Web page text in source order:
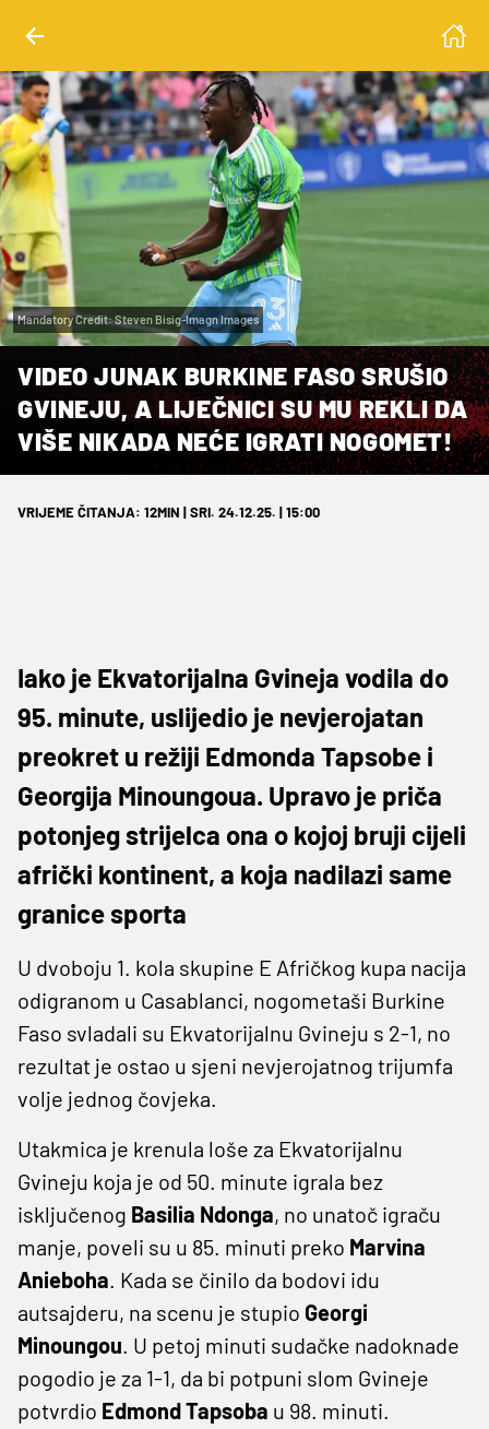
Mandatory Credit: Steven Bisig-Imagn Images
VIDEO JUNAK BURKINE FASO SRUŠIO
GVINEJU, A LIJEČNICI SU MU REKLI DA
VIŠE NIKADA NEĆE IGRATI NOGOMET!
VRIJEME ČITANJA: 12MIN | SRI. 24.12.25. | 15:00
Iako je Ekvatorijalna Gvineja vodila do
95. minute, uslijedio je nevjerojatan
preokret u režiji Edmonda Tapsobe i
Georgija Minoungoua. Upravo je priča
potonjeg strijelca ona o kojoj bruji cijeli
afrički kontinent, a koja nadilazi same
granice sporta
U dvoboju 1. kola skupine E Afričkog kupa nacija
odigranom u Casablanci, nogometaši Burkine
Faso svladali su Ekvatorijalnu Gvineju s 2-1, no
rezultat je ostao u sjeni nevjerojatnog trijumfa
volje jednog čovjeka.
Utakmica je krenula loše za Ekvatorijalnu
Gvineju koja je od 50. minute igrala bez
isključenog Basilia Ndonga, no unatoč igraču
manje, poveli su u 85. minuti preko Marvina
Anieboha. Kada se činilo da bodovi idu
autsajderu, na scenu je stupio Georgi
Minoungou. U petoj minuti sudačke nadoknade
pogodio je za 1-1, da bi potpuni slom Gvineje
potvrdio Edmond Tapsoba u 98. minuti.